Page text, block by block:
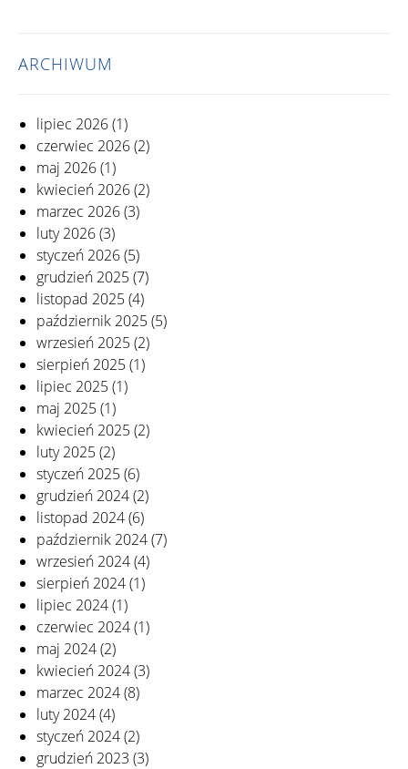
ARCHIWUM
lipiec 2026(1)
czerwiec 2026(2)
maj 2026(1)
kwiecień 2026(2)
marzec 2026(3)
luty 2026(3)
styczeń 2026(5)
grudzień 2025(7)
listopad 2025(4)
październik 2025(5)
wrzesień 2025(2)
sierpień 2025(1)
lipiec 2025(1)
maj 2025(1)
kwiecień 2025(2)
luty 2025(2)
styczeń 2025(6)
grudzień 2024(2)
listopad 2024(6)
październik 2024(7)
wrzesień 2024(4)
sierpień 2024(1)
lipiec 2024(1)
czerwiec 2024(1)
maj 2024(2)
kwiecień 2024(3)
marzec 2024(8)
luty 2024(4)
styczeń 2024(2)
grudzień 2023 (3)